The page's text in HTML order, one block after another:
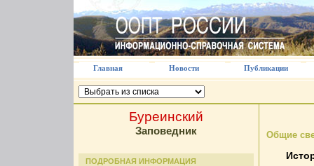
Главная Новости Публикации
Буреинский
Заповедник
ПОДРОБНАЯ ИНФОРМАЦИЯ
Общие